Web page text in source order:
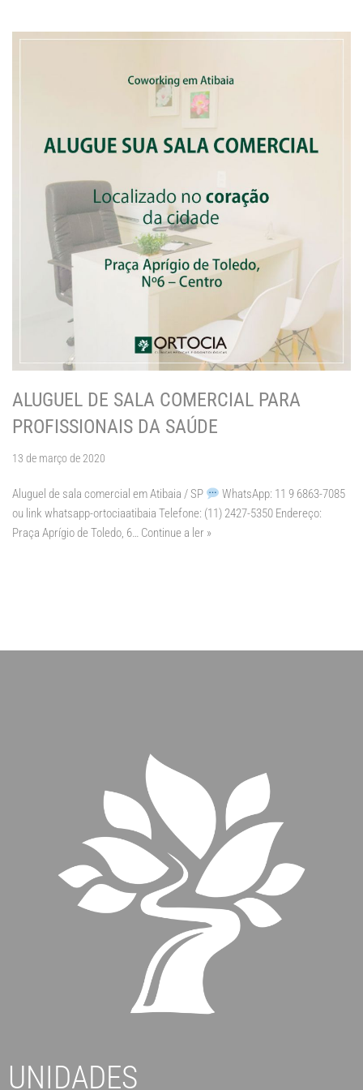
ALUGUEL DE SALA COMERCIAL PARA
PROFISSIONAIS DA SAÚDE
13 de março de 2020
Aluguel de sala comercial em Atibaia / SP
WhatsApp: 11 9 6863-7085
ou link whatsapp-ortociaatibaia Telefone: (11) 2427-5350 Endereço:
Praça Aprígio de Toledo, 6… Continue a ler »
UNIDADES